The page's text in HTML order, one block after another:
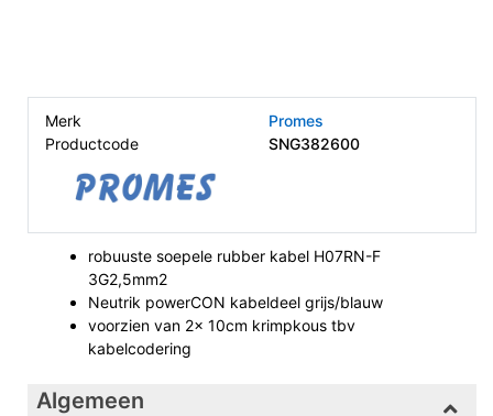
Merk
Promes
Productcode
SNG382600
robuuste soepele rubber kabel H07RN-F
3G2,5mm2
Neutrik powerCON kabeldeel grijs/blauw
voorzien van 2x 10cm krimpkous tbv
kabelcodering
Algemeen